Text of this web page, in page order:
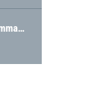
Arendalsuka:Batterier i Europas trilemma: Energisikkerhet, konkurransekraft og bærekraft (Battery Norway-arrangement)